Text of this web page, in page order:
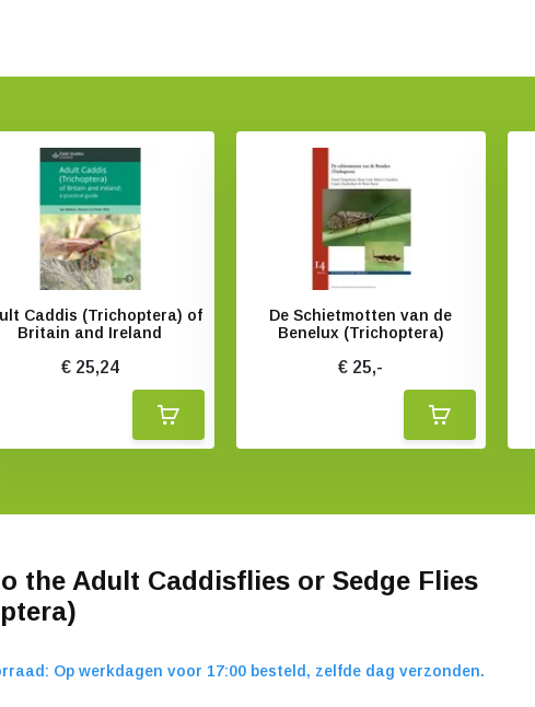
Caddis (Trichoptera) of
Britain and Ireland
€ 25,24
De Schietmotten van de
Benelux (Trichoptera)
€ 25,-
the Adult Caddisflies or Sedge Flies
Op werkdagen voor 17:00 besteld, zelfde dag verzonden.